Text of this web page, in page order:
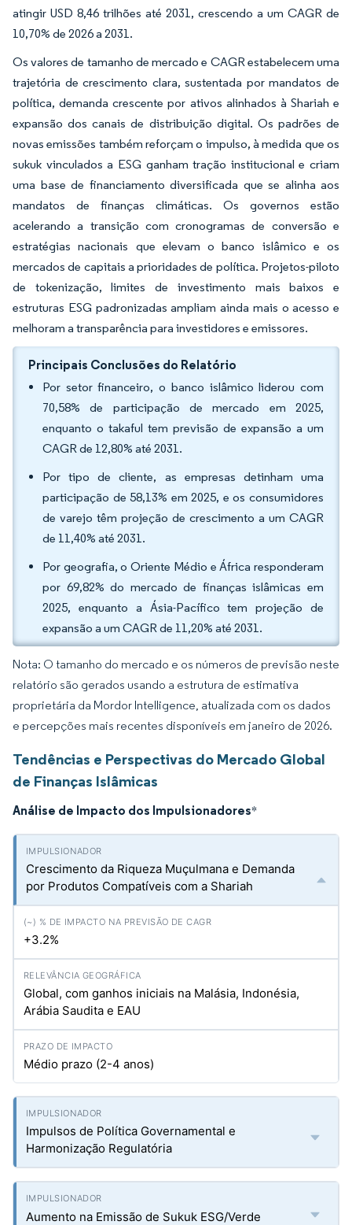
atingir USD 8,46 trilhões até 2031, crescendo a um CAGR de
10,70% de 2026 a 2031.
Os valores de tamanho de mercado e CAGR estabelecem uma
trajetória de crescimento clara, sustentada por mandatos de
política, demanda crescente por ativos alinhados à Shariah e
expansão dos canais de distribuição digital. Os padrões de
novas emissões também reforçam o impulso, à medida que os
sukuk vinculados a ESG ganham tração institucional e criam
uma base de financiamento diversificada que se alinha aos
mandatos de finanças climáticas. Os governos estão
acelerando a transição com cronogramas de conversão e
estratégias nacionais que elevam o banco islâmico e os
mercados de capitais a prioridades de política. Projetos-piloto
de tokenização, limites de investimento mais baixos e
estruturas ESG padronizadas ampliam ainda mais o acesso e
melhoram a transparência para investidores e emissores.
Principais Conclusões do Relatório
Por setor financeiro, o banco islâmico liderou com
70,58% de participação de mercado em 2025,
enquanto o takaful tem previsão de expansão a um
CAGR de 12,80% até 2031.
Por tipo de cliente, as empresas detinham uma
participação de 58,13% em 2025, e os consumidores
de varejo têm projeção de crescimento a um CAGR
de 11,40% até 2031.
Por geografia, o Oriente Médio e África responderam
por 69,82% do mercado de finanças islâmicas em
2025, enquanto a Ásia-Pacífico tem projeção de
expansão a um CAGR de 11,20% até 2031.
Nota: O tamanho do mercado e os números de previsão neste
relatório são gerados usando a estrutura de estimativa
proprietária da Mordor Intelligence, atualizada com os dados
e percepções mais recentes disponíveis em janeiro de 2026.
Tendências e Perspectivas do Mercado Global
de Finanças Islâmicas
Análise de Impacto dos Impulsionadores*
Crescimento da Riqueza Muçulmana e Demanda
por Produtos Compatíveis com a Shariah
+3.2%
Global, com ganhos iniciais na Malásia, Indonésia,
Arábia Saudita e EAU
Médio prazo (2-4 anos)
Impulsos de Política Governamental e
Harmonização Regulatória
Aumento na Emissão de Sukuk ESG/Verde